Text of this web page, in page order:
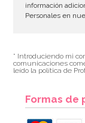
información
Personales en
* Introduciendo mi
comunicaciones
leído la política de
Formas de